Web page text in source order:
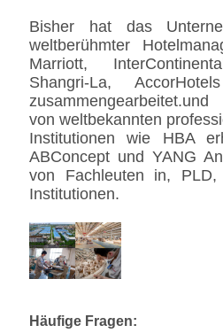
Bisher hat das
weltberühmter
Marriott,
Shangri-La,
von weltbekannten
Institutionen wie HBA
ABConcept und YANG
von Fachleuten in,
Institutionen.
Häufige Fragen: